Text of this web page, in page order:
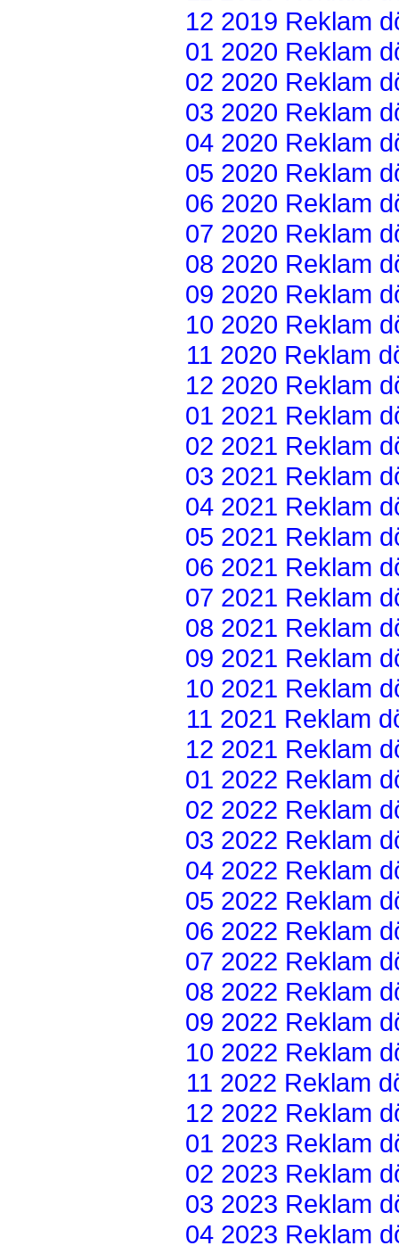
12 2019 Reklam
01 2020 Reklam
02 2020 Reklam
03 2020 Reklam
04 2020 Reklam
05 2020 Reklam
06 2020 Reklam
07 2020 Reklam
08 2020 Reklam
09 2020 Reklam
10 2020 Reklam
11 2020 Reklam
12 2020 Reklam
01 2021 Reklam
02 2021 Reklam
03 2021 Reklam
04 2021 Reklam
05 2021 Reklam
06 2021 Reklam
07 2021 Reklam
08 2021 Reklam
09 2021 Reklam
10 2021 Reklam
11 2021 Reklam
12 2021 Reklam
01 2022 Reklam
02 2022 Reklam
03 2022 Reklam
04 2022 Reklam
05 2022 Reklam
06 2022 Reklam
07 2022 Reklam
08 2022 Reklam
09 2022 Reklam
10 2022 Reklam
11 2022 Reklam
12 2022 Reklam
01 2023 Reklam
02 2023 Reklam
03 2023 Reklam
04 2023 Reklam